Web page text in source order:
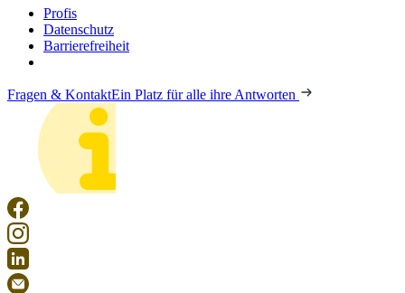
Profis
Datenschutz
Barrierefreiheit
Fragen & KontaktEin Platz für alle ihre Antworten